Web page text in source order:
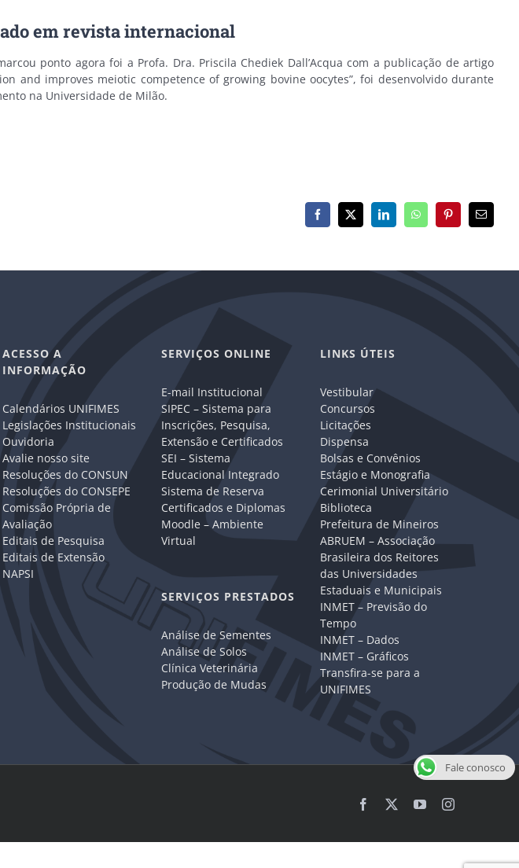
em revista internacional
ponto agora foi a Profa. Dra. Priscila Chediek Dall’Acqua com a publicação de artigo
and improves meiotic competence of growing bovine oocytes”, foi desenvolvido durante
na Universidade de Milão.
Facebook
X LinkedInWhatsAppPinterest
E-
mail
ACESSO A
INFORMAÇÃO
Calendários UNIFIMES
Legislações Institucionais
Ouvidoria
Avalie nosso site
Resoluções do CONSUN
Resoluções do CONSEPE
Comissão Própria de
Avaliação
Editais de Pesquisa
Editais de Extensão
NAPSI
SERVIÇOS ONLINE
E-mail Institucional
SIPEC – Sistema para
Inscrições, Pesquisa,
Extensão e Certificados
SEI – Sistema
Educacional Integrado
Sistema de Reserva
Certificados e Diplomas
Moodle – Ambiente
Virtual
SERVIÇOS PRESTADOS
Análise de Sementes
Análise de Solos
Clínica Veterinária
Produção de Mudas
LINKS ÚTEIS
Vestibular
Concursos
Licitações
Dispensa
Bolsas e Convênios
Estágio e Monografia
Cerimonial Universitário
Biblioteca
Prefeitura de Mineiros
ABRUEM – Associação
Brasileira dos Reitores
das Universidades
Estaduais e Municipais
INMET – Previsão do
Tempo
INMET – Dados
INMET – Gráficos
Transfira-se para a
UNIFIMES
Facebook YouTubeInstagram
Fale conosco